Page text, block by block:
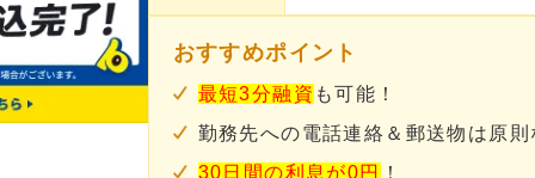
おすすめポイント
最短3分融資 も可能！
勤務先への電話連絡＆郵送物は原則
30日間の利息が0円
！